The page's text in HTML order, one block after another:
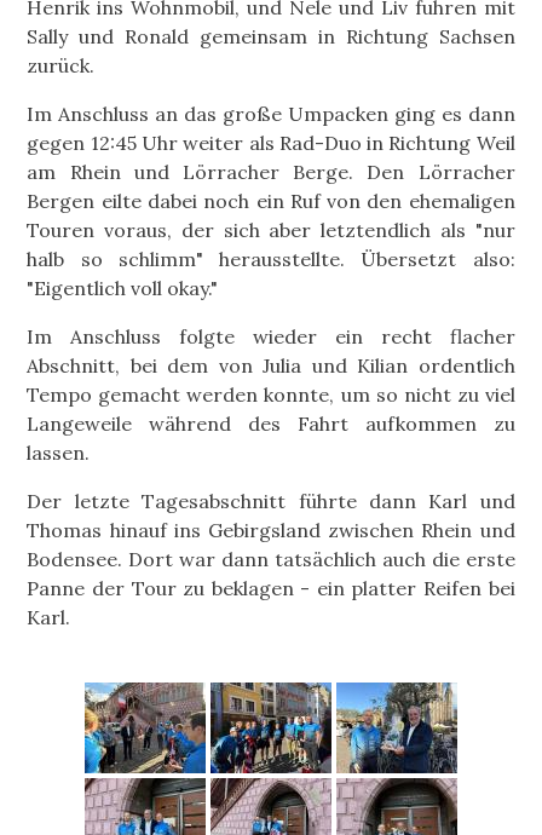
Henrik ins Wohnmobil, und Nele und Liv fuhren mit
Sally und Ronald gemeinsam in Richtung Sachsen
zurück.
Im Anschluss an das große Umpacken ging es dann
gegen 12:45 Uhr weiter als Rad-Duo in Richtung Weil
am Rhein und Lörracher Berge. Den Lörracher
Bergen eilte dabei noch ein Ruf von den ehemaligen
Touren voraus, der sich aber letztendlich als "nur
halb so schlimm" herausstellte. Übersetzt also:
"Eigentlich voll okay."
Im Anschluss folgte wieder ein recht flacher
Abschnitt, bei dem von Julia und Kilian ordentlich
Tempo gemacht werden konnte, um so nicht zu viel
Langeweile während des Fahrt aufkommen zu
lassen.
Der letzte Tagesabschnitt führte dann Karl und
Thomas hinauf ins Gebirgsland zwischen Rhein und
Bodensee. Dort war dann tatsächlich auch die erste
Panne der Tour zu beklagen - ein platter Reifen bei
Karl.